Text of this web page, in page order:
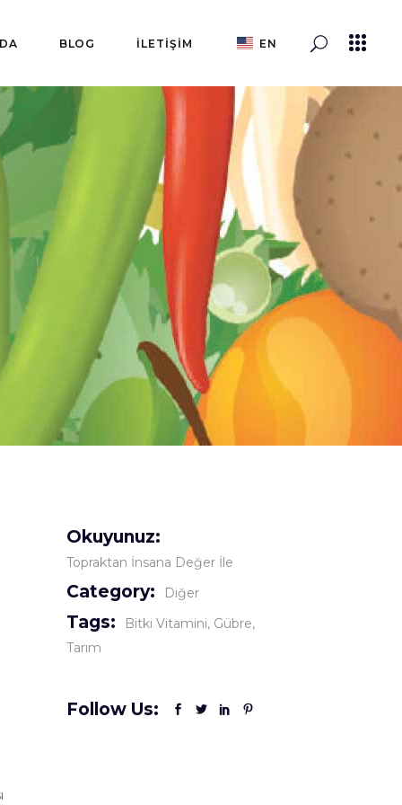
BLOG İLETİŞİM EN
Okuyunuz:
Topraktan İnsana Değer İle
Category: Diğer
Tags: Bitki Vitamini Gübre
Tarım
Follow Us: